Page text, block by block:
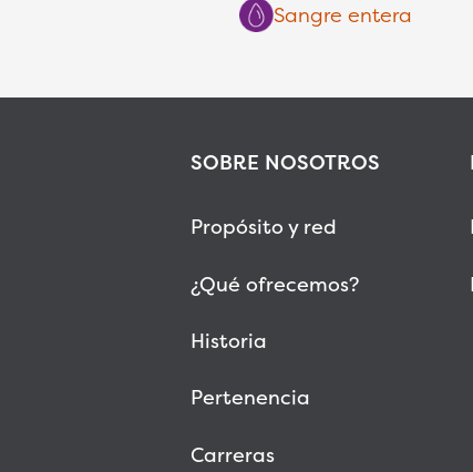
Sangre entera
SOBRE NOSOTROS
Propósito y red
¿Qué ofrecemos?
Historia
Pertenencia
Carreras